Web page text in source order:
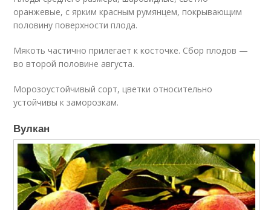
оранжевые, с ярким красным румянцем, покрывающим
половину поверхности плода.
Мякоть частично прилегает к косточке. Сбор плодов —
во второй половине августа.
Морозоустойчивый сорт, цветки относительно
устойчивы к заморозкам.
Вулкан